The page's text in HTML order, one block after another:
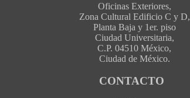
Oficinas Exteriores,
Zona Cultural Edificio C y D,
Planta Baja y 1er. piso
Ciudad Universitaria,
C.P. 04510 México,
Ciudad de México.
CONTACTO